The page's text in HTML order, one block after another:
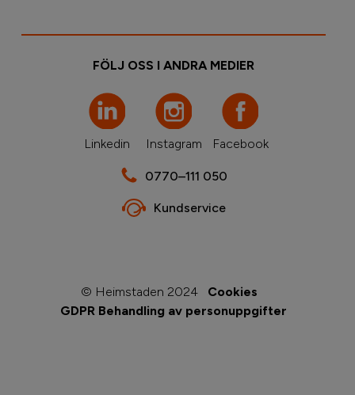
FÖLJ OSS I ANDRA MEDIER
Linkedin Instagram Facebook
0770–111 050
Kundservice
© Heimstaden 2024
Cookies
GDPR Behandling av personuppgifter